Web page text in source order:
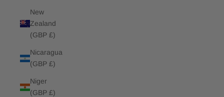
New
Zealand
(GBP £)
Nicaragua
(GBP £)
Niger
(GBP £)